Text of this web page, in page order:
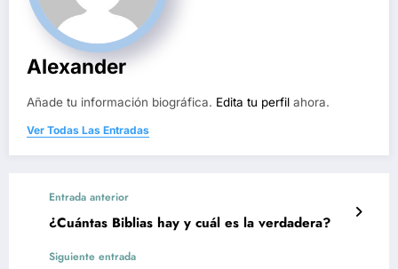
Alexander
Añade tu información biográfica. Edita tu perfil ahora.
Ver Todas Las Entradas
Entrada anterior
¿Cuántas Biblias hay y cuál es la verdadera?
Siguiente entrada